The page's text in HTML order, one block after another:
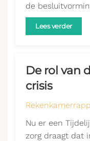
de
Lees verder
De rol van
crisis
Nu er een
zorg draagt dat